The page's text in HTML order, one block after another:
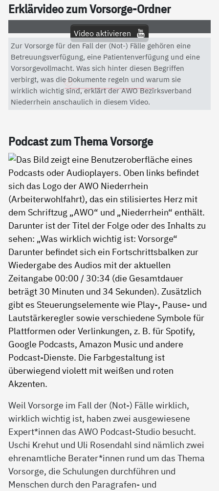
Er­klär­vi­deo zum Vor­sor­ge-Ord­ner
Video aktivieren
Mit dem Aktivieren des Videos akzeptieren Sie die
Datenschutzerklärung von YouTube.
Datenschutzerklärung
Zur Vorsorge für den Fall der (Not-) Fälle gehören eine
Betreuungsverfügung, eine Patientenverfügung und eine
Vorsorgevollmacht. Was sich hinter diesen Begriffen
verbirgt, was die Dokumente regeln und warum sie
wirklich wichtig sind, erklärt der AWO Bezirksverband
Niederrhein anschaulich in diesem Video.
Pod­cast zum The­ma Vor­sor­ge
Weil Vorsorge im Fall der (Not-) Fälle wirklich,
wirklich wichtig ist, haben zwei ausgewiesene
Expert*innen das AWO Podcast-Studio besucht.
Uschi Krehut und Uli Rosendahl sind nämlich zwei
ehrenamtliche Berater*innen rund um das Thema
Vorsorge, die Schulungen durchführen und
Menschen durch den Paragrafen- und